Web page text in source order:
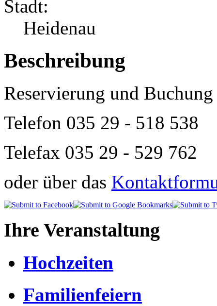
Stadt:
Heidenau
Beschreibung
Reservierung und
Telefon 035 29 - 518 538
Telefax 035 29 - 529 762
oder über das
Ihre Veranstaltung
Hochzeiten
Familienfeiern